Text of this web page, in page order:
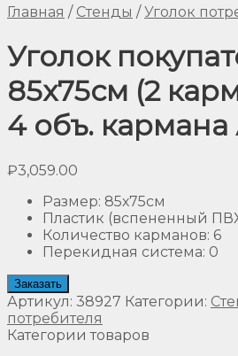
Главная / Стенды / Уголок
Уголок
85х75см (2
4 объ. кармана
₽3,059.00
Размер: 85х75см
Пластик (вспененный
Количество карманов: 6
Перекидная система: 0
Заказать
Артикул: 38927 Категории:
потребителя
Категории товаров